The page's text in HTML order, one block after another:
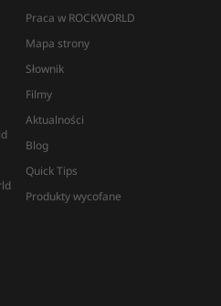
Praca w ROCKWORLD
Mapa strony
Słownik
Filmy
Aktualności
Blog
Quick Tips
Produkty wycofane